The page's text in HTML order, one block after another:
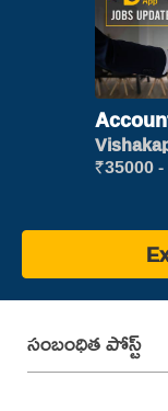
Clerk
new
₹35000
సంబంధిత పోస్ట్